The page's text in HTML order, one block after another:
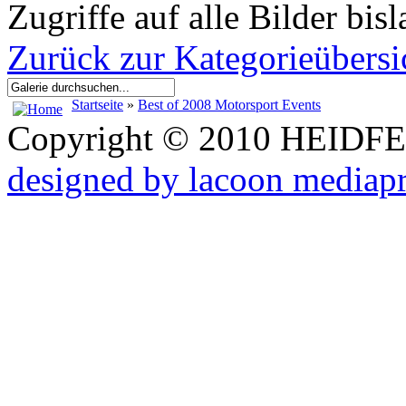
Zugriffe auf alle Bilder
Zurück zur
Startseite » Best of 2008 Motorsport Events
Copyright © 2010
designed by lacoon